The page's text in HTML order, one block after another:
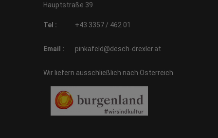
Hauptstraße 39
Tel : +43 3357 / 462 01
Email : pinkafeld@desch-drexler.at
Wir liefern ausschließlich nach Österreich